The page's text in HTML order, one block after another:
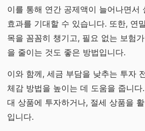
이를 통해 연간 공제액이 늘어나면서
효과를 기대할 수 있습니다. 또한, 연
목을 꼼꼼히 챙기고, 필요 없는 보험
을 줄이는 것도 좋은 방법입니다.
이와 함께, 세금 부담을 낮추는 투자
체감 방법을 높이는 데 도움을 줍니
대 상품에 투자하거나, 절세 상품을
입니다.